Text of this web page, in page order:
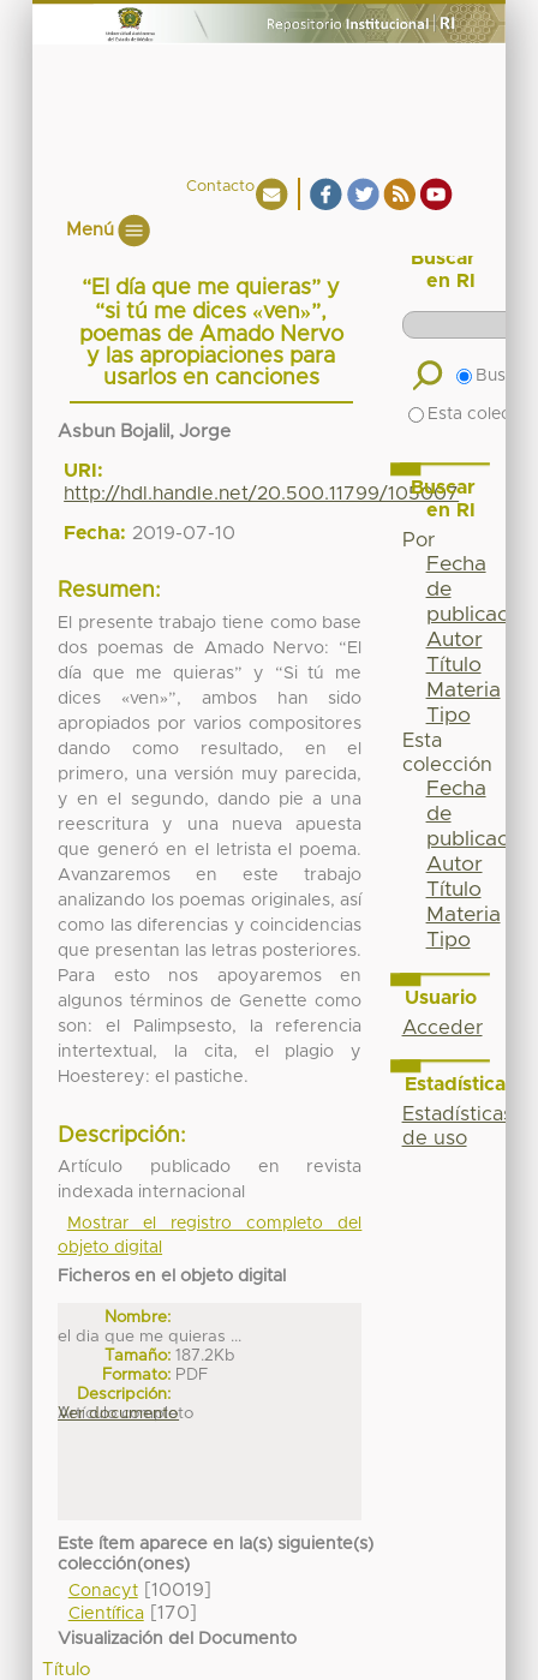
Contacto
Menú
“El día que me quieras” y
“si tú me dices «ven»”,
poemas de Amado Nervo
y las apropiaciones para
usarlos en canciones
Asbun Bojalil, Jorge
URI:
http://hdl.handle.net/20.500.11799/105007
Fecha: 2019-07-10
Resumen:
El presente trabajo tiene como base
dos poemas de Amado Nervo: “El
día que me quieras” y “Si tú me
dices «ven»”, ambos han sido
apropiados por varios compositores
dando como resultado, en el
primero, una versión muy parecida,
y en el segundo, dando pie a una
reescritura y una nueva apuesta
que generó en el letrista el poema.
Avanzaremos en este trabajo
analizando los poemas originales, así
como las diferencias y coincidencias
que presentan las letras posteriores.
Para esto nos apoyaremos en
algunos términos de Genette como
son: el Palimpsesto, la referencia
intertextual, la cita, el plagio y
Hoesterey: el pastiche.
Descripción:
Artículo publicado en revista
indexada internacional
Mostrar el registro completo del
objeto digital
Ficheros en el objeto digital
Nombre:
el dia que me quieras ...
Tamaño: 187.2Kb
Formato: PDF
Descripción:
Artículo completo
Ver documento
Este ítem aparece en la(s) siguiente(s)
colección(ones)
Conacyt[10019]
Científica[170]
Visualización del Documento
Título
Buscar
en RI
Buscar
Esta
Buscar
en RI
Por
Fecha
de
publicación
Autor
Título
Materia
Tipo
Esta
colección
Fecha
de
publicación
Autor
Título
Materia
Tipo
Usuario
Acceder
Estadísticas
Estadísticas
de uso